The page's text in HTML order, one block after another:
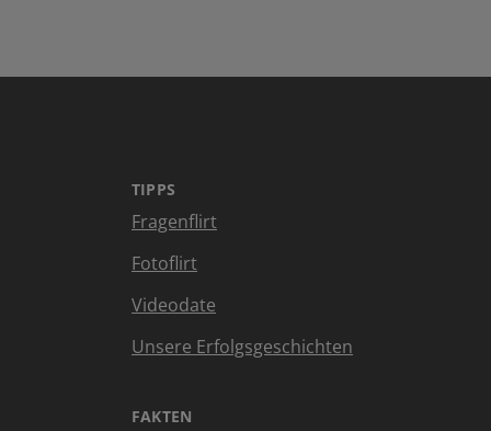
TIPPS
Fragenflirt
Fotoflirt
Videodate
Unsere Erfolgsgeschichten
FAKTEN